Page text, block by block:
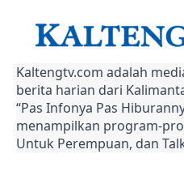
Kaltengtv.com adalah
berita harian dari
“Pas Infonya Pas
menampilkan program-
Untuk Perempuan, dan